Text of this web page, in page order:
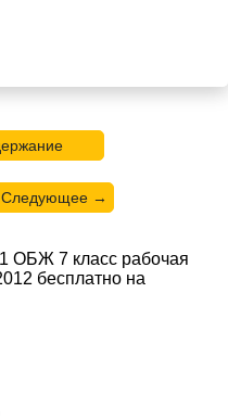
Следующее →
ОБЖ 7 класс рабочая
бесплатно на